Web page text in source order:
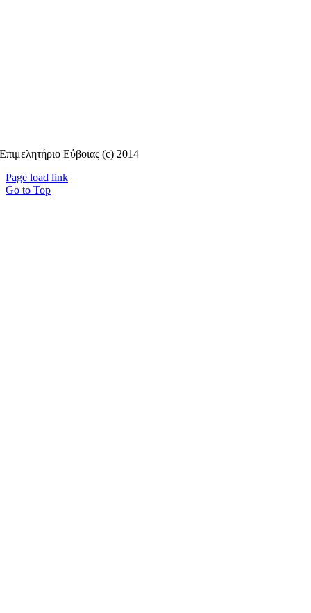
Επιμελητήριο Εύβοιας (c) 2014
Page load link
Go to Top